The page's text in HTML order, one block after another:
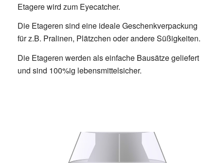
Etagere wird zum Eyecatcher.
Die Etageren sind eine ideale Geschenkverpackung
für z.B. Pralinen, Plätzchen oder andere Süßigkeiten.
Die Etageren werden als einfache Bausätze geliefert
und sind 100%ig lebensmittelsicher.